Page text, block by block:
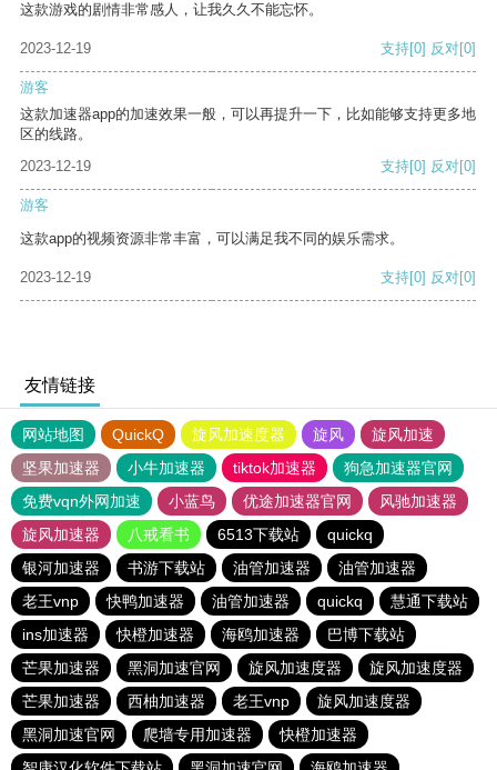
这款游戏的剧情非常感人，让我久久不能忘怀。
2023-12-19 支持[0] 反对[0]
游客
这款加速器app的加速效果一般，可以再提升一下，比如能够支持更多地
区的线路。
2023-12-19
支持[0] 反对[0]
游客
这款app的视频资源非常丰富，可以满足我不同的娱乐需求。
2023-12-19 支持[0] 反对[0]
友情链接
网站地图 QuickQ 旋风加速度器 旋风
旋风加速
坚果加速器
小牛加速器 tiktok加速器
狗急加速器官网
免费vqn外网加速
小蓝鸟 优途加速器官网
风驰加速器
旋风加速器
八戒看书 6513下载站
quickq
银河加速器
书游下载站 油管加速器
油管加速器
老王vnp
快鸭加速器 油管加速器 quickq
慧通下载站
ins加速器
快橙加速器 海鸥加速器
巴博下载站
芒果加速器
黑洞加速官网 旋风加速度器
旋风加速度器
芒果加速器
西柚加速器 老王vnp
旋风加速度器
黑洞加速官网
爬墙专用加速器
快橙加速器